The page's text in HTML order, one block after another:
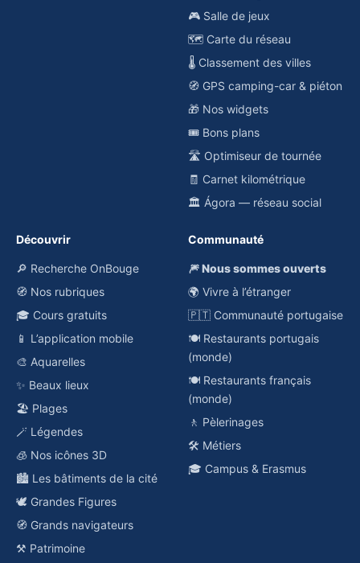
🎮 Salle de jeux
🗺️ Carte du réseau
🌡️ Classement des villes
🧭 GPS camping-car & piéton
🎁 Nos widgets
🎟️ Bons plans
🛣️ Optimiseur de tournée
🧾 Carnet kilométrique
🏛️ Ágora — réseau social
Découvrir
🔎 Recherche OnBouge
🧭 Nos rubriques
🎓 Cours gratuits
📱 L’application mobile
🎨 Aquarelles
✨ Beaux lieux
🏖️ Plages
🪄 Légendes
🧊 Nos icônes 3D
🏙️ Les bâtiments de la cité
🕊️ Grandes Figures
🧭 Grands navigateurs
⚒️ Patrimoine
Communauté
🎆 Nous sommes ouverts
🌍 Vivre à l’étranger
🇵🇹 Communauté portugaise
🍽️ Restaurants portugais
(monde)
🍽️ Restaurants français
(monde)
🚶 Pèlerinages
🛠️ Métiers
🎓 Campus & Erasmus